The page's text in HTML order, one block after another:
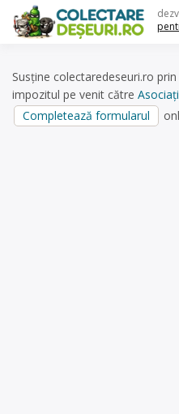
content
Susține colectaredeseuri.ro
impozitul pe venit către
Completează formularul